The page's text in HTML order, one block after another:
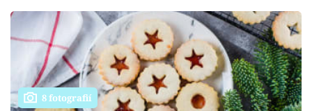
8 fotografií